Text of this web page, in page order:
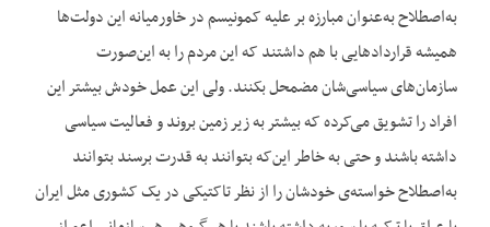
به‌اصطلاح به‌عنوان مبارزه بر علیه کمونیسم در خاورمیانه این دولت‌ها
همیشه قراردادهایی با هم داشتند که این مردم را به این‌صورت
سازمان‌های سیاسی‌شان مضمحل بکنند. ولی این عمل خودش بیشتر این
افراد را تشویق می‌کرده که بیشتر به زیر زمین بروند و فعالیت سیاسی
داشته باشند و حتی به خاطر این‌که بتوانند به قدرت برسند بتوانند
به‌اصطلاح خواسته‌ی خودشان را از نظر تاکتیکی در یک کشوری مثل ایران